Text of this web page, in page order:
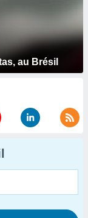
au Brésil